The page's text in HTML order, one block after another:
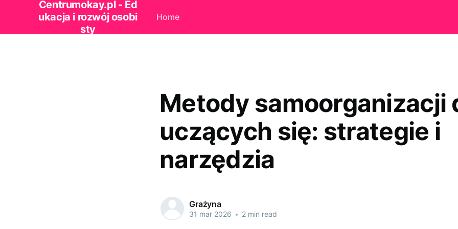
Centrumokay.pl - Ed
ukacja i rozwój osobi
sty
Home
Metody samoorganizacji
uczących się: strategie i
narzędzia
Grażyna
31 mar 2026 • 2 min read